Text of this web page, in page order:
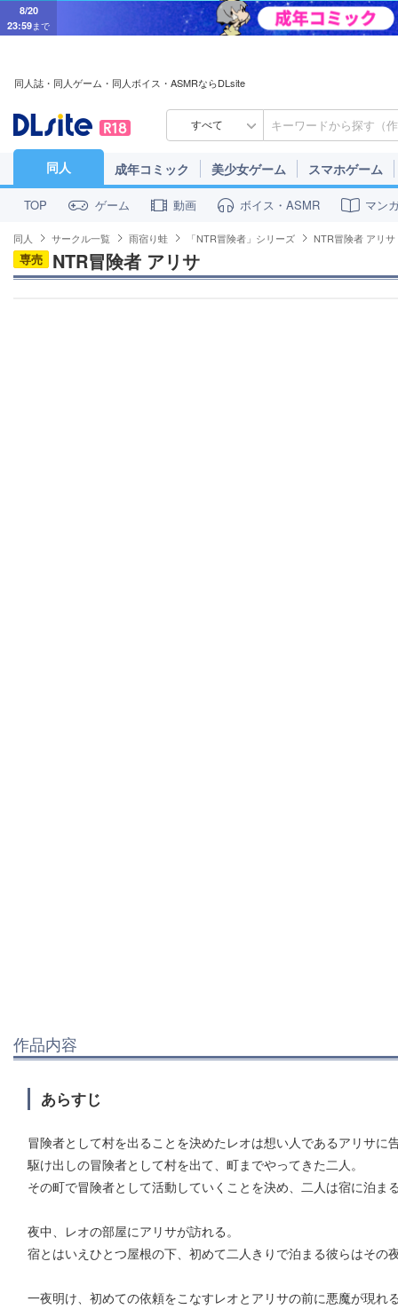
8/20
23:59まで
同人誌・同人ゲーム・同人ボイス・ASMRならDLsite
すべて
同人 成年コミック 美少女ゲーム スマホゲーム
TOP ゲーム 動画 ボイス・ASMR マン
同人 サークル一覧 雨宿り蛙 「NTR冒険者」シリーズ NTR冒険者 アリサ
専売 NTR冒険者 アリサ
作品内容
あらすじ
冒険者として村を出ることを決めたレオは想い人であるアリサに
駆け出しの冒険者として村を出て、町までやってきた二人。
その町で冒険者として活動していくことを決め、二人は宿に泊ま
夜中、レオの部屋にアリサが訪れる。
宿とはいえひとつ屋根の下、初めて二人きりで泊まる彼らはその
一夜明け、初めての依頼をこなすレオとアリサの前に悪魔が現れ